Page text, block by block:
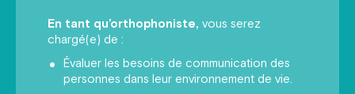
En tant qu’orthophoniste, vous serez
chargé(e) de :
Évaluer les besoins de communication des
personnes dans leur environnement de vie.